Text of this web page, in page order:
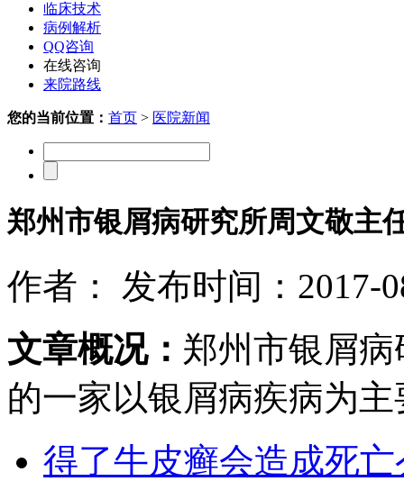
临床技术
病例解析
QQ咨询
在线咨询
来院路线
您的当前位置： 首页 > 医院新闻
郑州市银屑病研究所周文敬主
作者： 发布时间：2017-
文章概况： 郑州市银屑
的一家以银屑病疾病为
得了牛皮癣会造成死亡